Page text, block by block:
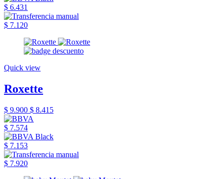
$ 6.431
$ 7.120
Quick view
Roxette
$ 9.900 $ 8.415
$ 7.574
$ 7.153
$ 7.920